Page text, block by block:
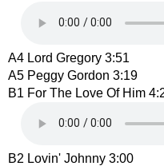
A4 Lord Gregory 3:51
A5 Peggy Gordon 3:19
B1 For The Love Of Him
B2 Lovin' Johnny 3:00